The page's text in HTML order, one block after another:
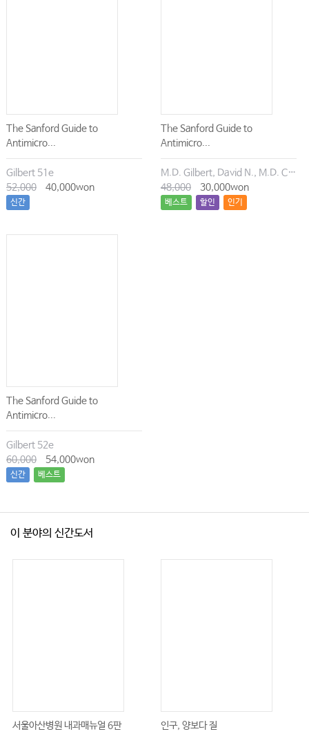
The Sanford Guide to
Antimicro...
Gilbert 51e
52,000
40,000won
신간
The Sanford Guide to
Antimicro...
M.D. Gilbert, David N., M.D. Chambers, Henry F., M.D. Eliopoulos, George M., M.D. Saag, Michael S., M.D. Pavia, Andrew T.
48,000
30,000won
베스트 할인 인기
The Sanford Guide to
Antimicro...
Gilbert 52e
60,000
54,000won
신간 베스트
이 분야의 신간도서
서울아산병원 내과매뉴얼 6판 인구, 양보다 질